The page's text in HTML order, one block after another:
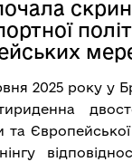
2025 року у
та